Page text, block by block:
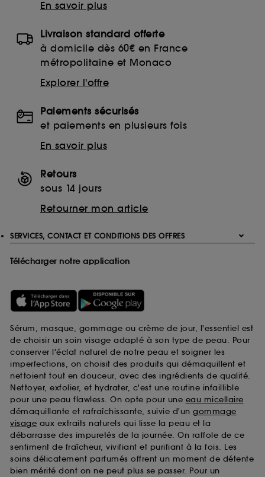
En savoir plus
Livraison standard offerte
à domicile dès 60€ en France
métropolitaine et Monaco
Explorer l'offre
Paiements sécurisés
et paiements en plusieurs fois
En savoir plus
Retours
sous 14 jours
Retourner mon article
SERVICES, CONTACT ET CONDITIONS DES OFFRES
Télécharger notre application
Sérum, masque, gommage ou crème de jour, l'essentiel est
de choisir un soin visage adapté à son type de peau. Pour
conserver l'éclat naturel de notre peau et soigner les
imperfections, on choisit des produits qui démaquillent et
nettoient tout en douceur, avec des ingrédients de qualité.
Nettoyer, exfolier, et hydrater, c'est une routine infaillible
pour une peau flawless. On opte pour une eau micellaire
démaquillante et rafraîchissante, suivie d'un gommage
visage aux extraits naturels qui lisse la peau et la
débarrasse des impuretés de la journée. On raffole de ce
sentiment de fraîcheur, vivifiant et purifiant à la fois. Les
soins délicatement parfumés offrent un moment de détente
bien mérité dont on ne peut plus se passer. Pour un